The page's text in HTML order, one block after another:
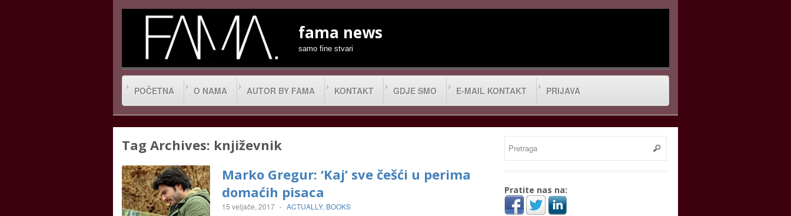
fama news
samo fine stvari
POČETNA O NAMA AUTOR BY FAMA KONTAKT GDJE SMO E-MAIL KONTAKT PRIJAVA
Tag Archives: književnik
Marko Gregur: ‘Kaj’ sve češći u perima
domaćih pisaca
15 veljače, 2017 - ACTUALLY, BOOKS
Pratite nas na: